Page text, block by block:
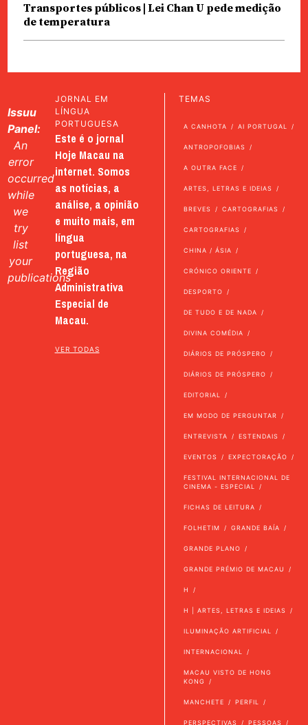
Transportes públicos | Lei Chan U pede medição
de temperatura
Issuu
Panel:
An
error
occurred
while
we
try
list
your
publications
JORNAL EM
LÍNGUA
PORTUGUESA
Este é o jornal
Hoje Macau na
internet. Somos
as notícias, a
análise, a opinião
e muito mais, em
língua
portuguesa, na
Região
Administrativa
Especial de
Macau.
VER TODAS
TEMAS
A CANHOTA AI PORTUGAL
ANTROPOFOBIAS
A OUTRA FACE
ARTES, LETRAS E IDEIAS
BREVES CARTOGRAFIAS
CARTOGRAFIAS
CHINA / ÁSIA
CRÓNICO ORIENTE
DESPORTO
DE TUDO E DE NADA
DIVINA COMÉDIA
DIÁRIOS DE PRÓSPERO
DIÁRIOS DE PRÓSPERO
EDITORIAL
EM MODO DE PERGUNTAR
ENTREVISTA ESTENDAIS
EVENTOS EXPECTORAÇÃO
FESTIVAL INTERNACIONAL DE
CINEMA - ESPECIAL
FICHAS DE LEITURA
FOLHETIM GRANDE BAÍA
GRANDE PLANO
GRANDE PRÉMIO DE MACAU
H
H | ARTES, LETRAS E IDEIAS
ILUMINAÇÃO ARTIFICIAL
INTERNACIONAL
MACAU VISTO DE HONG
KONG
MANCHETE PERFIL
PERSPECTIVAS PESSOAS